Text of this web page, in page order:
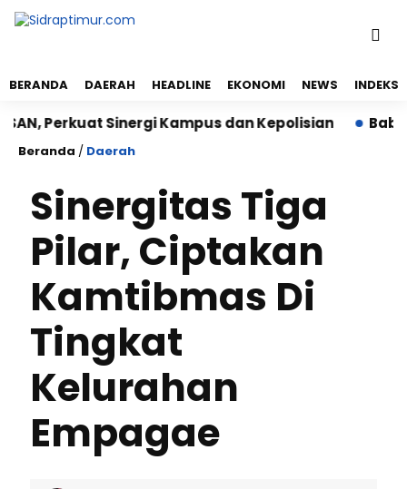
BERANDA DAERAH HEADLINE EKONOMI NEWS INDEKS
Sinergi Kampus dan Kepolisian Babinsa
Beranda / Daerah
Sinergitas Tiga
Pilar, Ciptakan
Kamtibmas Di
Tingkat
Kelurahan
Empagae